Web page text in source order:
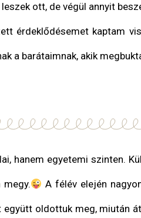
ott, de végül annyit
érdeklődésemet kaptam
a barátaimnak, akik
hanem egyetemi szinten.
A félév elején
oldottuk meg, miután